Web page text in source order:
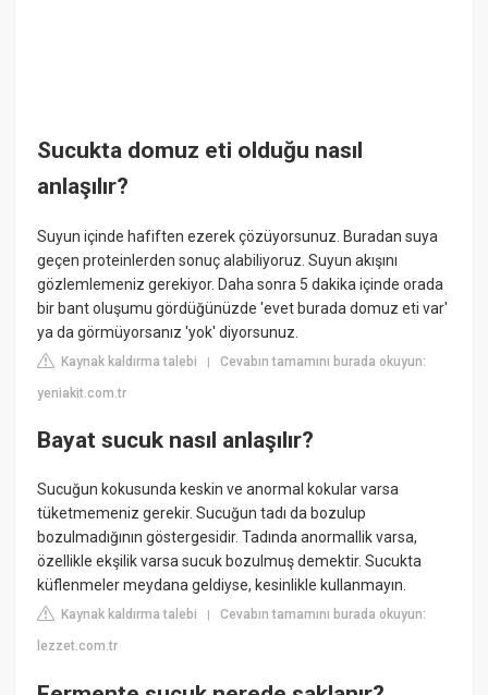
Sucukta domuz eti olduğu nasıl
anlaşılır?
Suyun içinde hafiften ezerek çözüyorsunuz. Buradan suya
geçen proteinlerden sonuç alabiliyoruz. Suyun akışını
gözlemlemeniz gerekiyor. Daha sonra 5 dakika içinde orada
bir bant oluşumu gördüğünüzde 'evet burada domuz eti var'
ya da görmüyorsanız 'yok' diyorsunuz.
Kaynak kaldırma talebi |Cevabın tamamını burada okuyun:
yeniakit.com.tr
Bayat sucuk nasıl anlaşılır?
Sucuğun kokusunda keskin ve anormal kokular varsa
tüketmemeniz gerekir. Sucuğun tadı da bozulup
bozulmadığının göstergesidir. Tadında anormallik varsa,
özellikle ekşilik varsa sucuk bozulmuş demektir. Sucukta
küflenmeler meydana geldiyse, kesinlikle kullanmayın.
Kaynak kaldırma talebi |Cevabın tamamını burada okuyun:
lezzet.com.tr